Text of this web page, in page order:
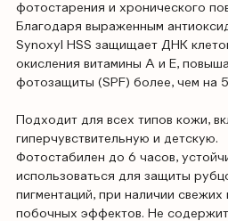
фотостарения и хронического
Благодаря выраженным
Synoxyl HSS защищает ДНК
окисления витамины А и Е,
фотозащиты (SPF) более, чем на
Подходит для всех типов кожи,
гиперчувствительную и детскую.
Фотостабилен до 6 часов,
использоваться для защиты
пигментаций, при наличии
побочных эффектов. Не